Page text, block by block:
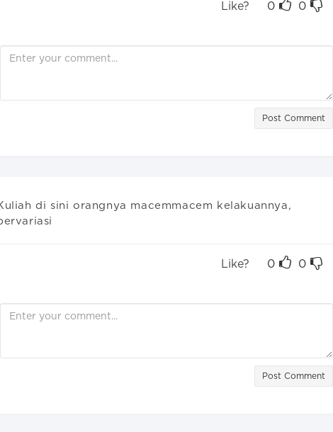
Like? 0 0
Post Comment
di sini orangnya macemmacem kelakuannya,
Like? 0 0
Post Comment